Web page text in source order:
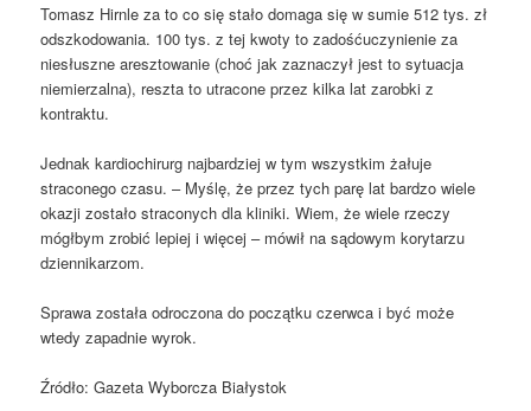
Tomasz Hirnle za to co się stało domaga się w sumie 512 tys. zł
odszkodowania. 100 tys. z tej kwoty to zadośćuczynienie za
niesłuszne aresztowanie (choć jak zaznaczył jest to sytuacja
niemierzalna), reszta to utracone przez kilka lat zarobki z
kontraktu.
Jednak kardiochirurg najbardziej w tym wszystkim żałuje
straconego czasu. – Myślę, że przez tych parę lat bardzo wiele
okazji zostało straconych dla kliniki. Wiem, że wiele rzeczy
mógłbym zrobić lepiej i więcej – mówił na sądowym korytarzu
dziennikarzom.
Sprawa została odroczona do początku czerwca i być może
wtedy zapadnie wyrok.
Źródło: Gazeta Wyborcza Białystok